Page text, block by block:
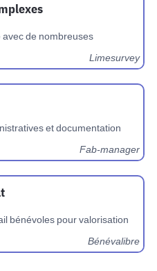
Limesurvey
de nombreuses
Fab-manager
et documentation
Bénévalibre
bénévoles pour valorisation